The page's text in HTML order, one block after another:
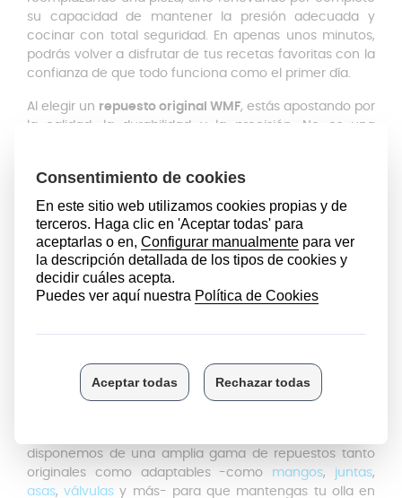
su capacidad de mantener la presión adecuada y
cocinar con total seguridad. En apenas unos minutos,
podrás volver a disfrutar de tus recetas favoritas con la
confianza de que todo funciona como el primer día.
Al elegir un repuesto original WMF, estás apostando por
la calidad, la durabilidad y la precisión. No es una
Eso significa que conservarás todas las ventajas que
hacen únicas a las ollas WMF:
Cocción rápida y uniforme, para resultados perfectos
en menos tiempo
Ahorro de energía, gracias a un
conserva el calor y la presión
tiernos, sabrosos y saludables
Renovar tu válvula de seguridad es una forma sencilla
disponemos de una amplia gama de repuestos tanto
originales como adaptables -como mangos, juntas,
asas,válvulasy más- para que mantengas tu olla en